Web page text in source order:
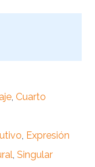
,Cuarto
Expresión
,Singular